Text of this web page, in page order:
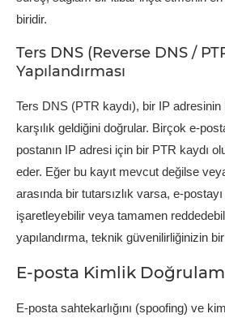
biridir.
Ters DNS (Reverse DNS /
Yapılandırması
Ters DNS (PTR kaydı), bir IP adresinin
karşılık geldiğini doğrular. Birçok e-
postanın IP adresi için bir PTR kaydı
eder. Eğer bu kayıt mevcut değilse
arasında bir tutarsızlık varsa, e-
işaretleyebilir veya tamamen
yapılandırma, teknik güvenilirliğinizin bir
E-posta Kimlik
E-posta sahtekarlığını (spoofing) ve